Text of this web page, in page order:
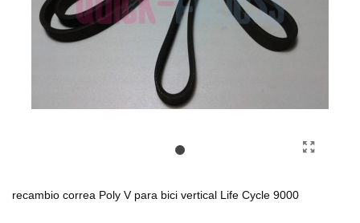
recambio correa Poly V para bici vertical Life Cycle 9000